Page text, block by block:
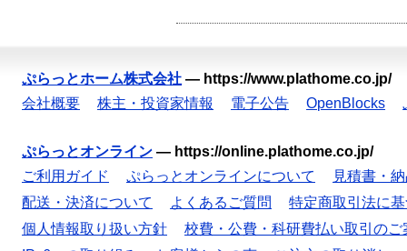
ぷらっとホーム株式会社 — https://www.plathome.co.jp/
会社概要
株主・投資家情報 電子公告 OpenBlocks
ぷらっとオンライン — https://online.plathome.co.jp/
ご利用ガイド
ぷらっとオンラインについて
見積書・
配送・決済について
よくあるご質問
特定商取引法に
個人情報取り扱い方針
校費・公費・科研費払い取引のご